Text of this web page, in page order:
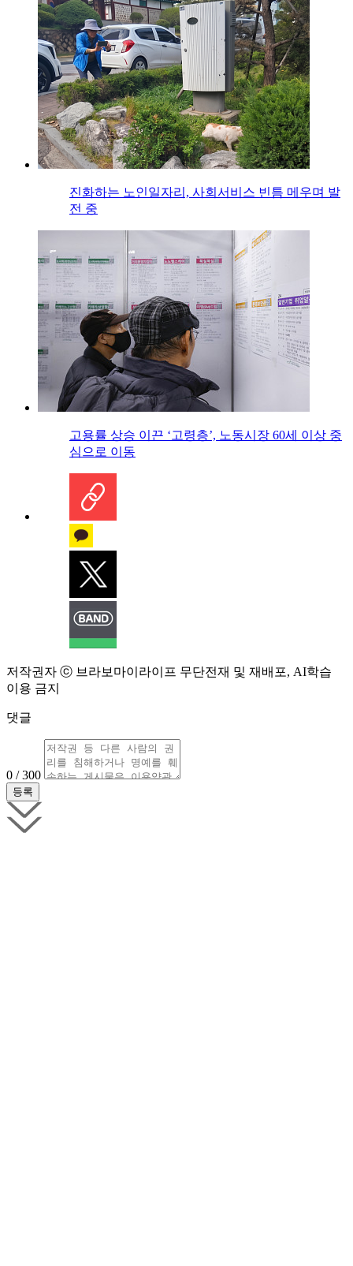
진화하는 노인일자리, 사회서비스 빈틈 메우며 발
전 중
고용률 상승 이끈 ‘고령층’, 노동시장 60세 이상 중
심으로 이동
저작권자 ⓒ 브라보마이라이프 무단전재 및 재배포, AI학습
이용 금지
댓글
0 / 300